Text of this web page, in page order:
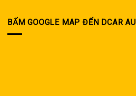
BẤM GOOGLE MAP ĐẾN DCAR